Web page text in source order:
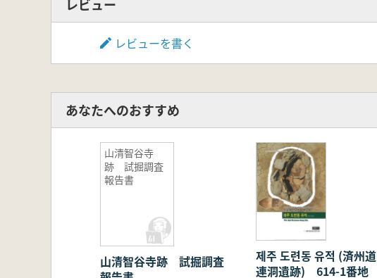
レビュー
レビューを書く
あなたへのおすすめ
山清智谷寺
跡 試掘調査
報告書
山清智谷寺跡 試掘調査
제주 도련동 유적 (済州道
連洞遺跡) 614-1番地